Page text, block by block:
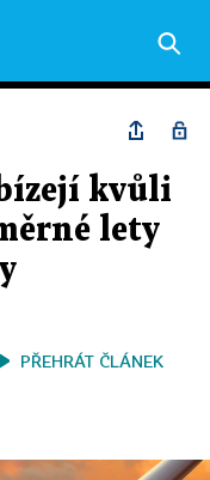
kvůli
lety
PŘEHRÁT ČLÁNEK